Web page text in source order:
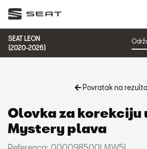
SEAT LEON
(2020-2026)
Povratak na
Olovka za korekciju
Mystery plava